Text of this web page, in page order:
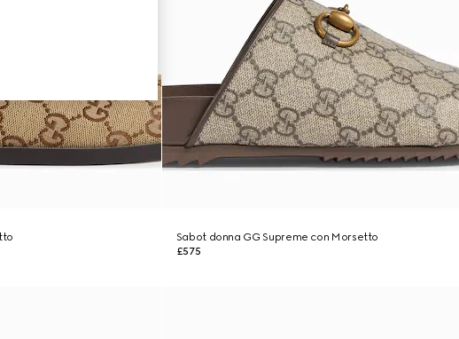
Sabot donna GG Supreme con Morsetto
£575